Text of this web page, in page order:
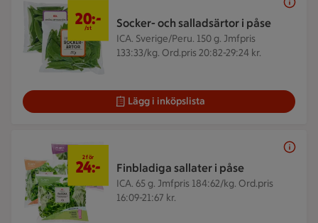
Socker- och salladsärtor i påse
ICA. Sverige/Peru. 150 g. Jmfpris
133:33/kg. Ord.pris 20:82-29:24 kr.
20 kr/st
20:-
/st
Lägg i inköpslista
Finbladiga sallater i påse
ICA. 65 g. Jmfpris 184:62/kg. Ord.pris
16:09-21:67 kr.
2 för
24:-